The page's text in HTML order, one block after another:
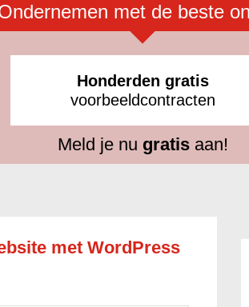
met de beste
Honderden gratis
voorbeeldcontracten
Meld je nu gratisaan!
met WordPress